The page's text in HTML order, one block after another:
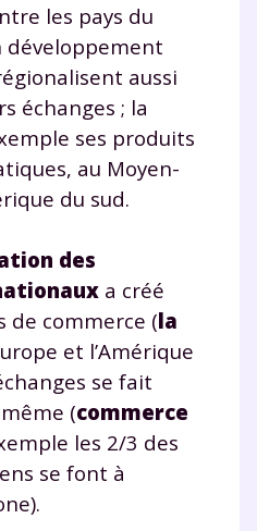
les pays du
développement
aussi
échanges ; la
ses produits
au Moyen-
du sud.
des
a créé
de commerce (la
et l’Amérique
se fait
(commerce
les 2/3 des
se font à